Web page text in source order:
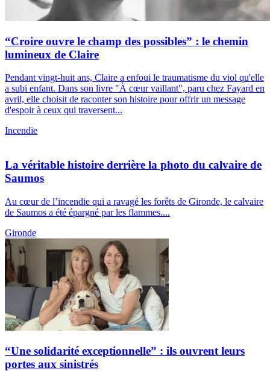
“Croire ouvre le champ des possibles” : le chemin
lumineux de Claire
Pendant vingt-huit ans, Claire a enfoui le traumatisme du viol qu'elle
a subi enfant. Dans son livre "À cœur vaillant", paru chez Fayard en
avril, elle choisit de raconter son histoire pour offrir un message
d'espoir à ceux qui traversent...
Incendie
La véritable histoire derrière la photo du calvaire de
Saumos
Au cœur de l’incendie qui a ravagé les forêts de Gironde, le calvaire
de Saumos a été épargné par les flammes....
Gironde
“Une solidarité exceptionnelle” : ils ouvrent leurs
portes aux sinistrés